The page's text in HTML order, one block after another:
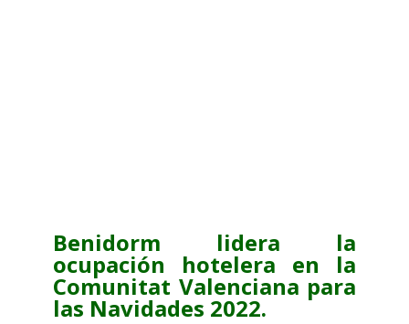
Benidorm lidera la
ocupación hotelera en la
Comunitat Valenciana para
las Navidades 2022.